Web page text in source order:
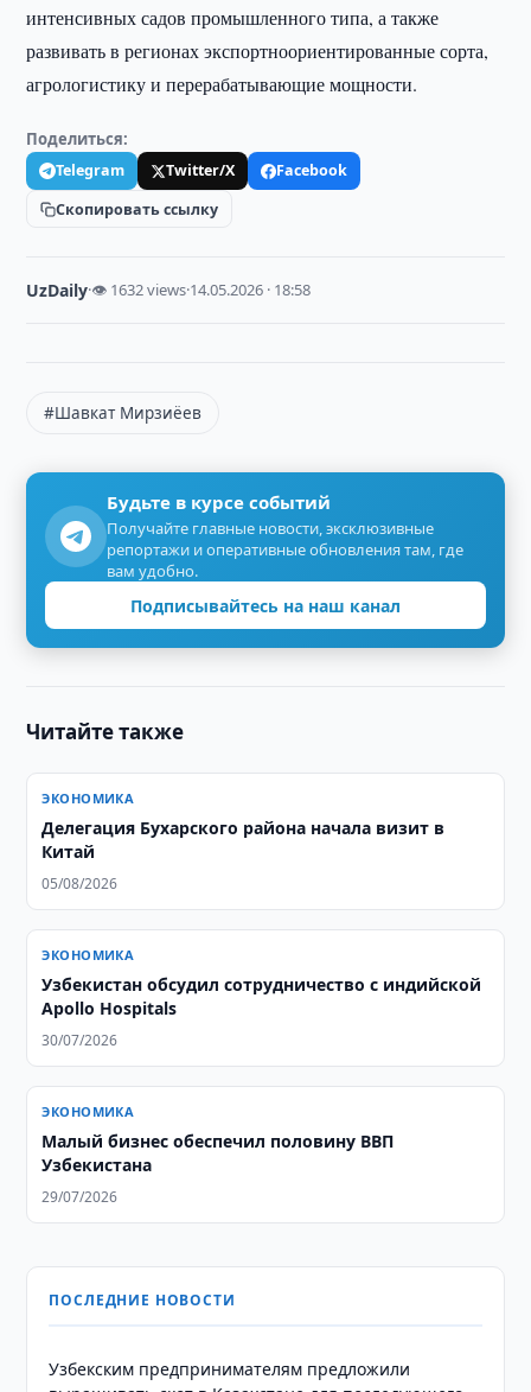
интенсивных садов промышленного типа, а также
развивать в регионах экспортноориентированные сорта,
агрологистику и перерабатывающие мощности.
Поделиться:
Telegram Twitter/X
Facebook
Скопировать ссылку
UzDaily·👁 1632 views·14.05.2026 · 18:58
#Шавкат Мирзиёев
Будьте в курсе событий
Получайте главные новости, эксклюзивные
репортажи и оперативные обновления там, где
вам удобно.
Подписывайтесь на наш канал
Читайте также
ЭКОНОМИКА
Делегация Бухарского района начала визит в
Китай
05/08/2026
ЭКОНОМИКА
Узбекистан обсудил сотрудничество с индийской
Apollo Hospitals
30/07/2026
ЭКОНОМИКА
Малый бизнес обеспечил половину ВВП
Узбекистана
29/07/2026
ПОСЛЕДНИЕ НОВОСТИ
Узбекским предпринимателям предложили